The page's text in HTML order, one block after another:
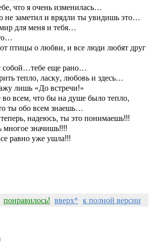
что я очень изменилась…
не заметил и врядли ты увидишь это…
для меня и тебя…
птицы о любви, и все люди любят друг
собой…тебе еще рано…
тепло, ласку, любовь и здесь…
лишь «До встречи!»
во всем, что бы на душе было тепло,
ты обо всем знаешь…
надеюсь, ты это понимаешь!!!
значишь!!!!
равно уже ушла!!!
понравилось! вверх^ к полной версии